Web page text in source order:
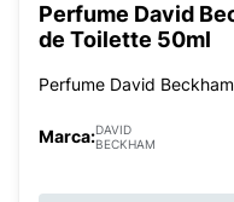
Perfume David
de Toilette 50ml
Perfume David
Marca:DAVID
BECKHAM